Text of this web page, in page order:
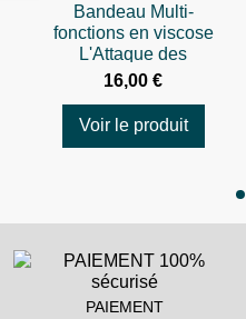
Bandeau Multi-
fonctions en viscose
L'Attaque des
Requins
16,00 €
Voir le produit
PAIEMENT